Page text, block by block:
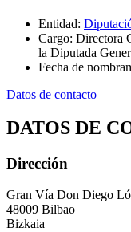
Entidad:
Cargo: Directora
la Diputada
Fecha de
Datos de contacto
DATOS DE
Dirección
Gran Vía Don Diego
48009 Bilbao
Bizkaia